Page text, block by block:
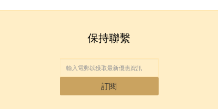
保持聯繫
訂閱